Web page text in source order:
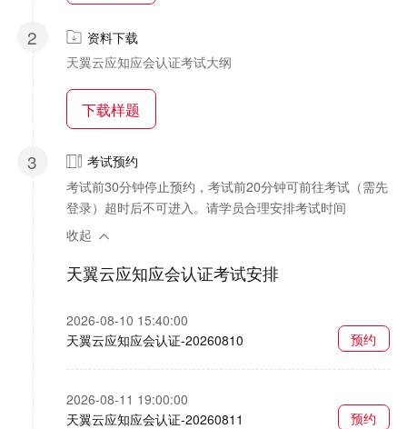
2
资料下载
天翼云应知应会认证考试大纲
下载样题
3
考试预约
考试前30分钟停止预约，考试前20分钟可前往考试（需先
登录）超时后不可进入。请学员合理安排考试时间
收起
天翼云应知应会认证考试安排
2026-08-10 15:40:00
天翼云应知应会认证-20260810
预约
2026-08-11 19:00:00
天翼云应知应会认证-20260811
预约